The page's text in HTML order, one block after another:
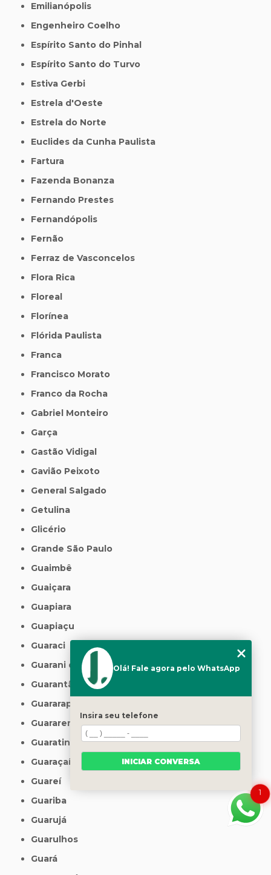
Emilianópolis
Engenheiro Coelho
Espírito Santo do Pinhal
Espírito Santo do Turvo
Estiva Gerbi
Estrela d'Oeste
Estrela do Norte
Euclides da Cunha Paulista
Fartura
Fazenda Bonanza
Fernando Prestes
Fernandópolis
Fernão
Ferraz de Vasconcelos
Flora Rica
Floreal
Florínea
Flórida Paulista
Franca
Francisco Morato
Franco da Rocha
Gabriel Monteiro
Garça
Gastão Vidigal
Gavião Peixoto
General Salgado
Getulina
Glicério
Grande São Paulo
Guaimbê
Guaiçara
Guapiara
Guapiaçu
Guaraci
Guarani d'Oeste
Guarantã
Guararapes
Guararema
Guaratinguetá
Guaraçaí
Guareí
Guariba
Guarujá
Guarulhos
Guará
1
Olá! Fale agora pelo WhatsApp
Insira seu telefone
INICIAR CONVERSA